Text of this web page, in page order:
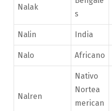
Nalak
s
Nalin India
Nalo Africano
Nalren
Nativo
Nortea
merican